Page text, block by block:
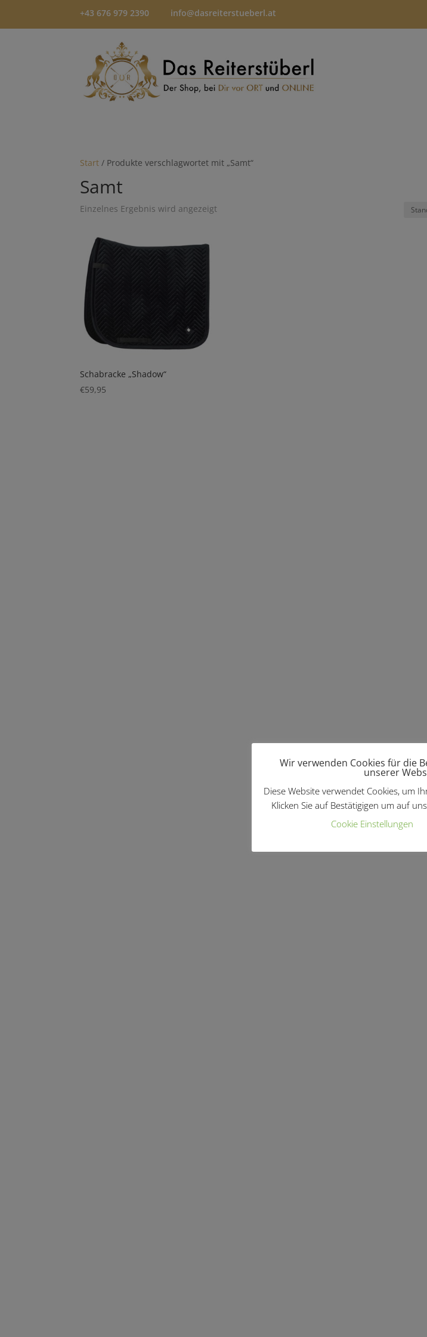
+43 676 979 2390 info@dasreiterstueberl.at
Start / Produkte verschlagwortet mit „Samt“
Samt
Einzelnes Ergebnis wird angezeigt
Schabracke „Shadow“
€59,95
Wir verwenden Cookies für die
unserer
Diese Website verwendet Cookies, um
Klicken Sie auf Bestätigigen um auf
Cookie Einstellungen